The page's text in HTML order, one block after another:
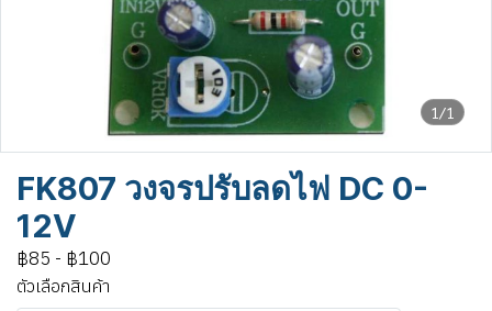
1/1
FK807 วงจรปรับลดไฟ DC 0-
12V
฿85 - ฿100
ตัวเลือกสินค้า